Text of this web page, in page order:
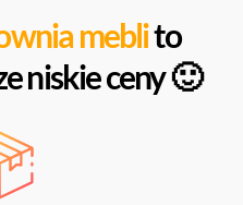
meblito
niskie ceny 🙂